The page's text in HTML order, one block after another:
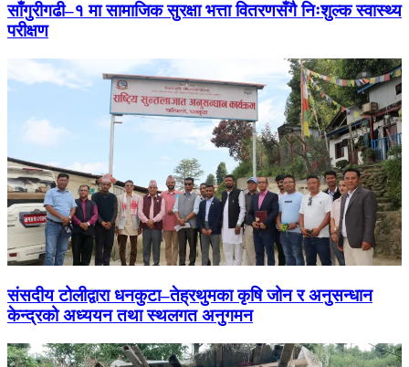
साँगुरीगढी–१ मा सामाजिक सुरक्षा भत्ता वितरणसँगै निःशुल्क स्वास्थ्य
परीक्षण
संसदीय टोलीद्वारा धनकुटा–तेह्रथुमका कृषि जोन र अनुसन्धान
केन्द्रको अध्ययन तथा स्थलगत अनुगमन